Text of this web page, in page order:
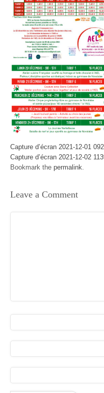
Capture d’écran 2021-12-01
Capture d’écran 2021-12-02
Bookmark the permalink.
Leave a Comment